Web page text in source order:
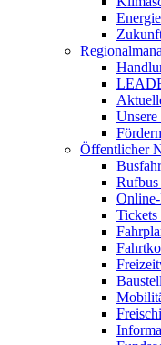
Öffentlicher
Tickets